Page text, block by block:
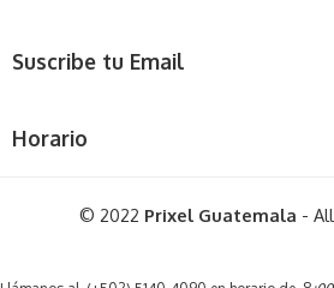
Suscribe tu Email
Horario
© 2022 Prixel Guatemala -